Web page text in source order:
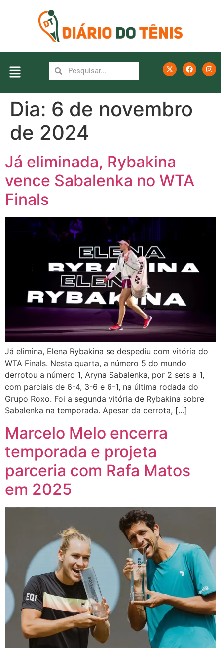
Dia: 6 de novembro
de 2024
Já eliminada, Rybakina
vence Sabalenka no WTA
Finals
Já elimina, Elena Rybakina se despediu com vitória do
WTA Finals. Nesta quarta, a número 5 do mundo
derrotou a número 1, Aryna Sabalenka, por 2 sets a 1,
com parciais de 6-4, 3-6 e 6-1, na última rodada do
Grupo Roxo. Foi a segunda vitória de Rybakina sobre
Sabalenka na temporada. Apesar da derrota, […]
Marcelo Melo encerra
temporada e projeta
parceria com Rafa Matos
em 2025